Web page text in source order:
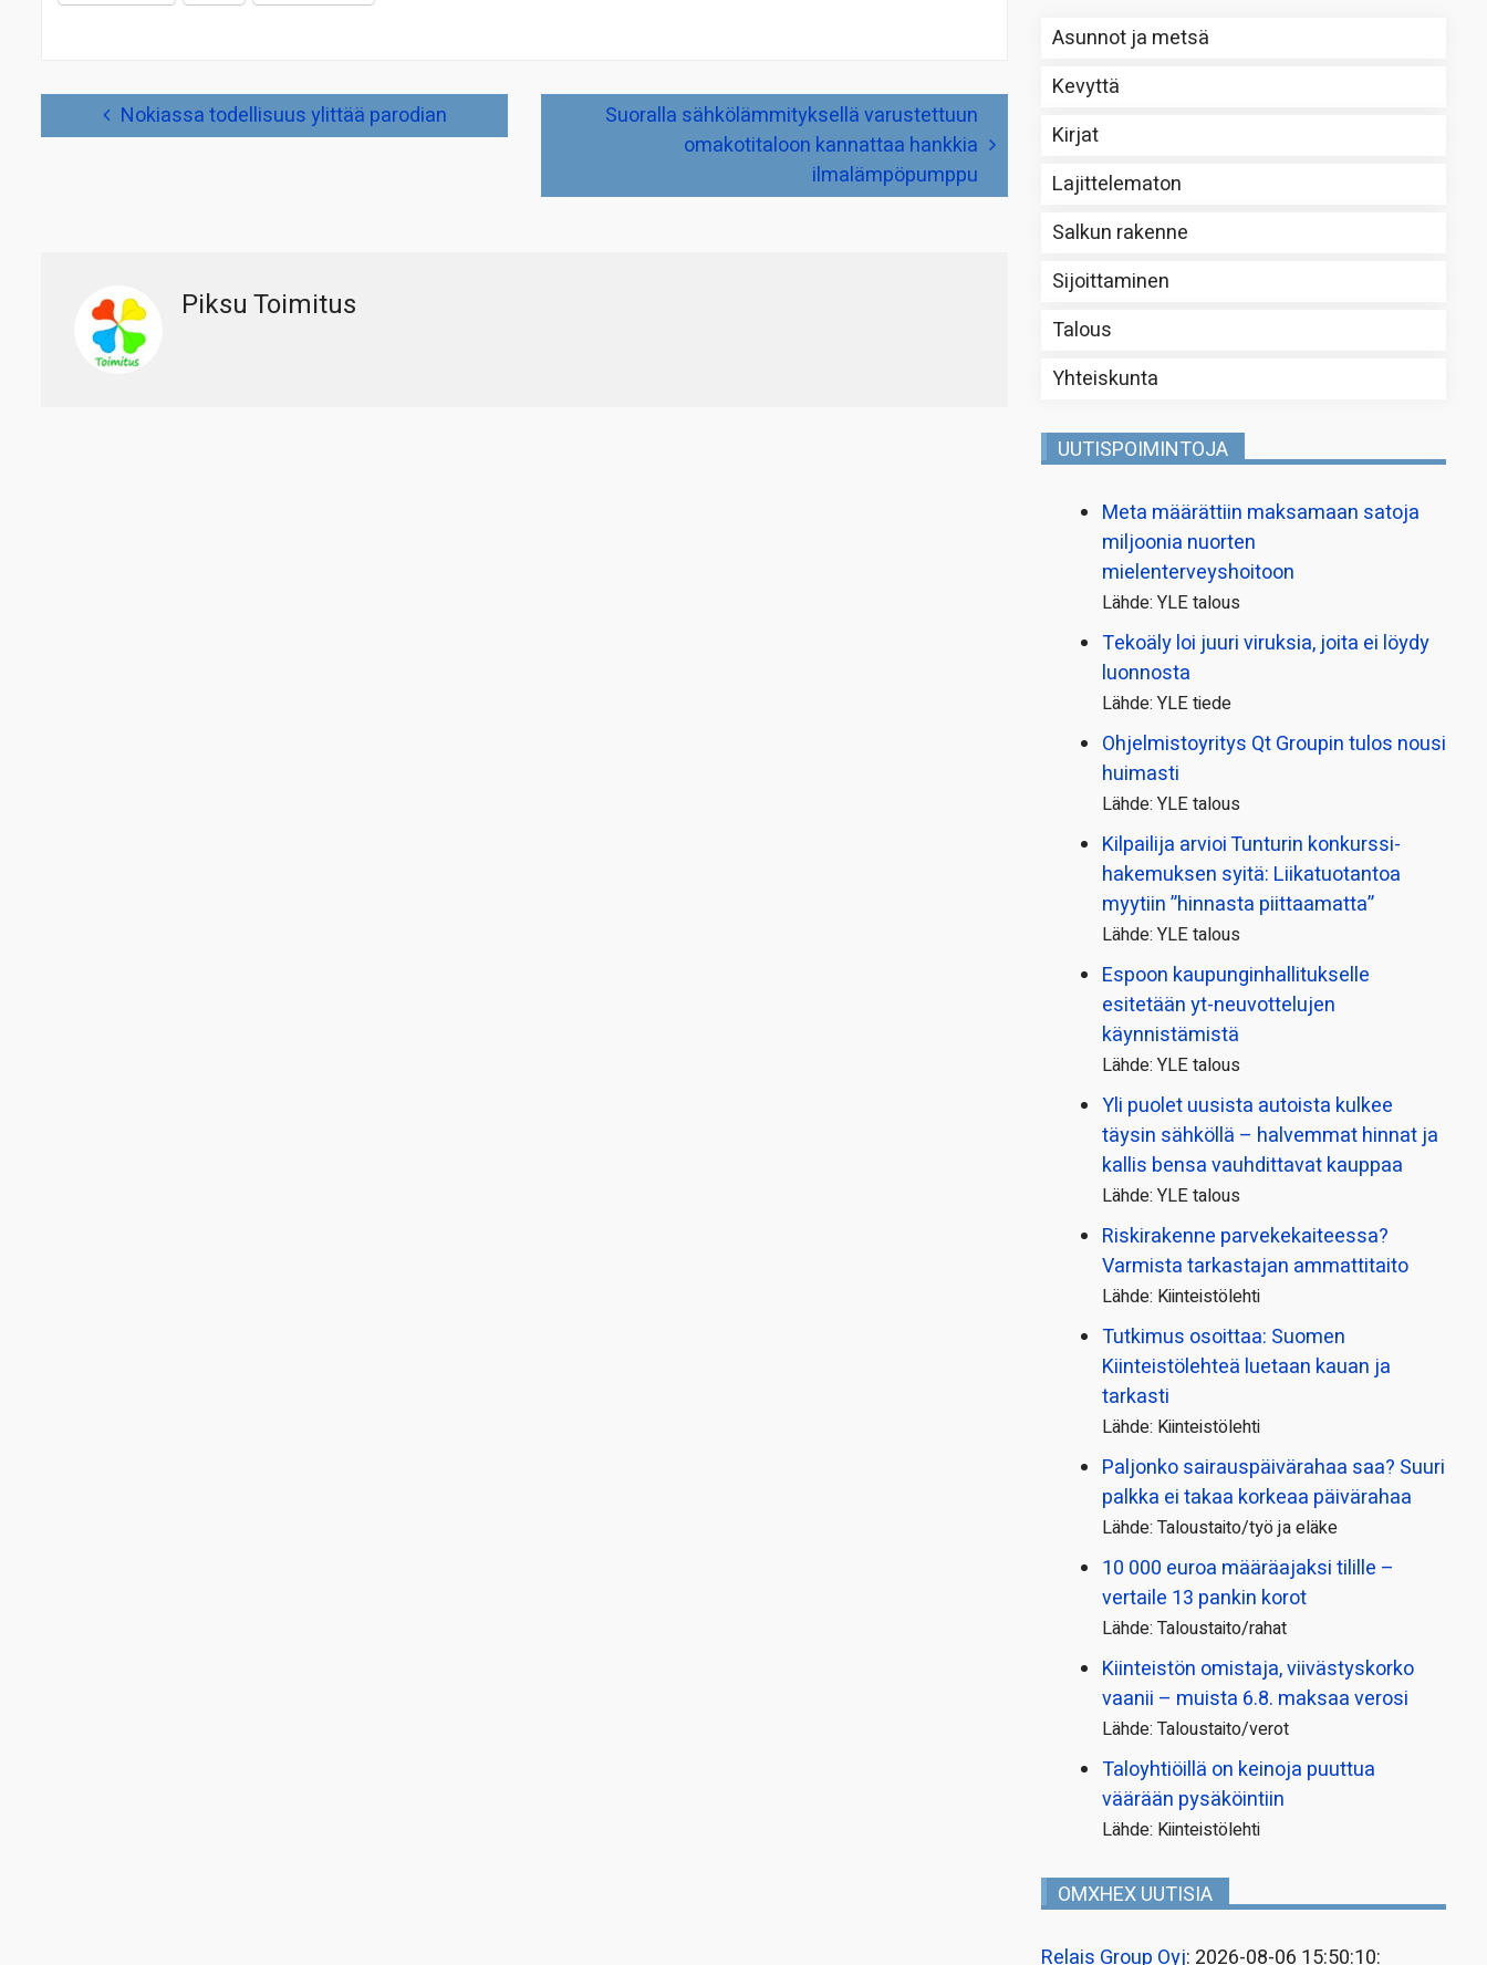
Artikkelien Nokiassa todellisuus ylittää parodian
Suoralla sähkölämmityksellä varustettuun
omakotitaloon kannattaa hankkia
ilmalämpöpumppu
Piksu Toimitus
Asunnot ja metsä
Kevyttä
Kirjat
Lajittelematon
Salkun rakenne
Sijoittaminen
Talous
Yhteiskunta
UUTISPOIMINTOJA
Meta määrättiin maksamaan satoja
miljoonia nuorten
mielenterveyshoitoon
Lähde: YLE talous
Tekoäly loi juuri viruksia, joita ei löydy
luonnosta
Lähde: YLE tiede
Ohjelmistoyritys Qt Groupin tulos nousi
huimasti
Lähde: YLE talous
Kilpailija arvioi Tunturin konkurssi­
hakemuksen syitä: Liikatuotantoa
myytiin ”hinnasta piittaamatta”
Lähde: YLE talous
Espoon kaupungin­hallitukselle
esitetään yt-neuvottelujen
käynnistämistä
Lähde: YLE talous
Yli puolet uusista autoista kulkee
täysin sähköllä – halvemmat hinnat ja
kallis bensa vauhdittavat kauppaa
Lähde: YLE talous
Riskirakenne parvekekaiteessa?
Varmista tarkastajan ammattitaito
Lähde: Kiinteistölehti
Tutkimus osoittaa: Suomen
Kiinteistölehteä luetaan kauan ja
tarkasti
Lähde: Kiinteistölehti
Paljonko sairauspäivä­rahaa saa? Suuri
palkka ei takaa korkeaa päivärahaa
Lähde: Taloustaito/työ ja eläke
10 000 euroa määräajaksi tilille –
vertaile 13 pankin korot
Lähde: Taloustaito/rahat
Kiinteistön omistaja, viivästyskorko
vaanii – muista 6.8. maksaa verosi
Lähde: Taloustaito/verot
Taloyhtiöillä on keinoja puuttua
väärään pysäköintiin
Lähde: Kiinteistölehti
OMXHEX UUTISIA
Relais Group Oyj: 2026-08-06 15:50:10: